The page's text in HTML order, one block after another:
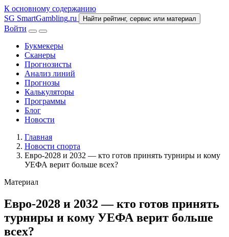
К основному содержанию
SG SmartGambling.ru Найти рейтинг, сервис или материал
Войти
Букмекеры
Сканеры
Прогнозисты
Анализ линий
Прогнозы
Калькуляторы
Программы
Блог
Новости
Главная
Новости спорта
Евро-2028 и 2032 — кто готов принять турниры и кому
УЕФА верит больше всех?
Материал
Евро-2028 и 2032 — кто готов принять
турниры и кому УЕФА верит больше
всех?